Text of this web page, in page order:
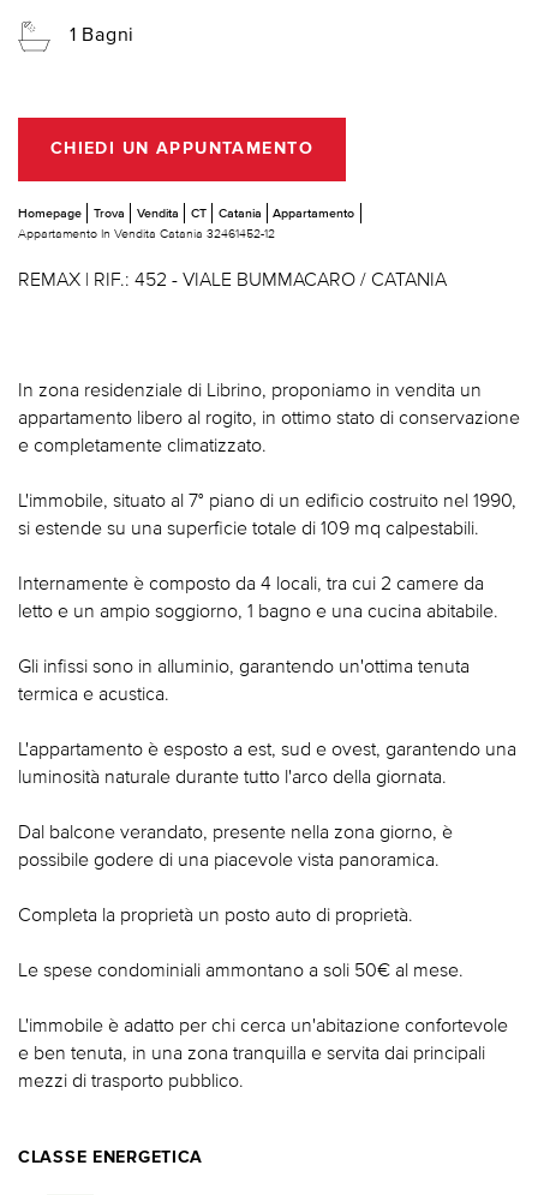
1 Bagni
CHIEDI UN APPUNTAMENTO
Homepage Trova Vendita CT Catania
Appartamento
Appartamento In Vendita Catania 32461452-12
REMAX | RIF.: 452 - VIALE BUMMACARO / CATANIA
In zona residenziale di Librino, proponiamo in vendita un
appartamento libero al rogito, in ottimo stato di conservazione
e completamente climatizzato.
L'immobile, situato al 7° piano di un edificio costruito nel 1990,
si estende su una superficie totale di 109 mq calpestabili.
Internamente è composto da 4 locali, tra cui 2 camere da
letto e un ampio soggiorno, 1 bagno e una cucina abitabile.
Gli infissi sono in alluminio, garantendo un'ottima tenuta
termica e acustica.
L'appartamento è esposto a est, sud e ovest, garantendo una
luminosità naturale durante tutto l'arco della giornata.
Dal balcone verandato, presente nella zona giorno, è
possibile godere di una piacevole vista panoramica.
Completa la proprietà un posto auto di proprietà.
Le spese condominiali ammontano a soli 50€ al mese.
L'immobile è adatto per chi cerca un'abitazione confortevole
e ben tenuta, in una zona tranquilla e servita dai principali
mezzi di trasporto pubblico.
CLASSE ENERGETICA